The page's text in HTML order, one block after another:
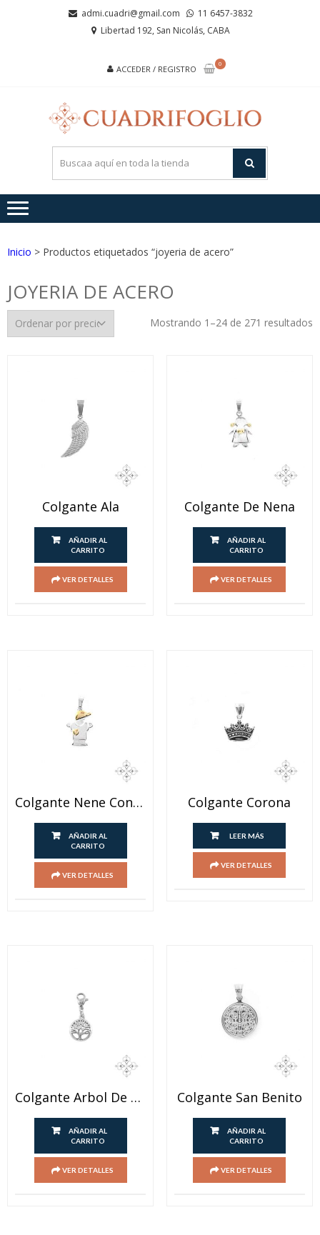
admi.cuadri@gmail.com
11 6457-3832
Libertad 192, San Nicolás, CABA
ACCEDER / REGISTRO
0
Inicio > Productos etiquetados “joyeria de acero”
JOYERIA DE ACERO
Mostrando 1–24 de 271 resultados
Colgante Ala
AÑADIR AL
CARRITO
VER DETALLES
Colgante De Nena
AÑADIR AL
CARRITO
VER DETALLES
Colgante Nene Con Rose
AÑADIR AL
CARRITO
VER DETALLES
Colgante Corona
LEER MÁS
VER DETALLES
Colgante Arbol De La Vida Con Mosqueton
AÑADIR AL
CARRITO
VER DETALLES
Colgante San Benito
AÑADIR AL
CARRITO
VER DETALLES